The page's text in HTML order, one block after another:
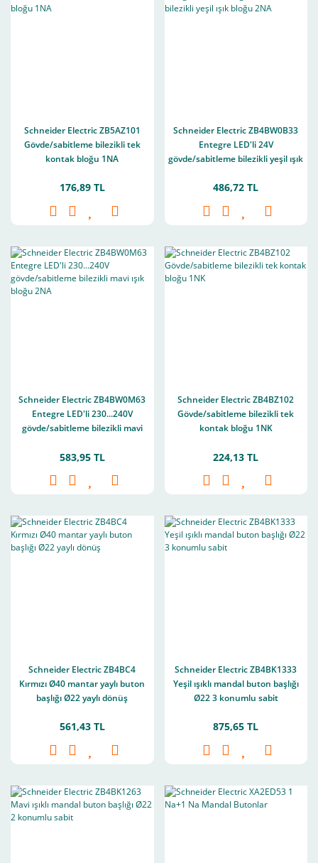
Schneider Electric ZB5AZ101
Gövde/sabitleme bilezikli tek
kontak bloğu 1NA
176,89 TL
Schneider Electric ZB4BW0B33
Entegre LED'li 24V
gövde/sabitleme bilezikli yeşil ışık
486,72 TL
Schneider Electric ZB4BW0M63
Entegre LED'li 230...240V
gövde/sabitleme bilezikli mavi
583,95 TL
Schneider Electric ZB4BZ102
Gövde/sabitleme bilezikli tek
kontak bloğu 1NK
224,13 TL
Schneider Electric ZB4BC4
Kırmızı Ø40 mantar yaylı buton
başlığı Ø22 yaylı dönüş
561,43 TL
Schneider Electric ZB4BK1333
Yeşil ışıklı mandal buton başlığı
Ø22 3 konumlu sabit
875,65 TL